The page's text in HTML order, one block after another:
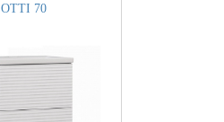
OTTI 70